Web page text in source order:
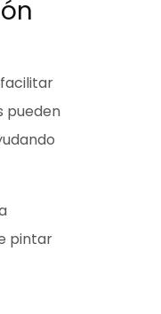
facilitar
pueden
pintar